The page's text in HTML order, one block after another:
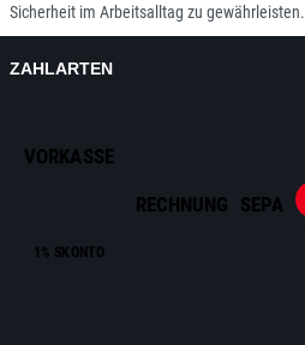
Sicherheit im Arbeitsalltag zu gewährleisten.
ZAHLARTEN
VORKASSE
1% SKONTO
RECHNUNG SEPA